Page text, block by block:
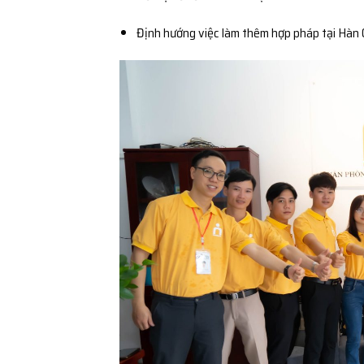
Định hướng việc làm thêm hợp pháp tại Hàn